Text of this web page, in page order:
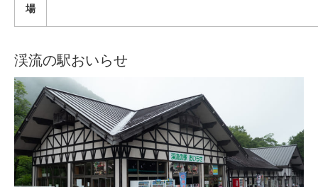
場
渓流の駅おいらせ